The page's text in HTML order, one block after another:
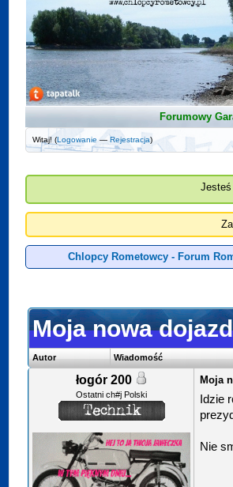
Forumowy
Witaj! (Logowanie —Rejestracja)
Chlopcy Rometowcy - Forum
Moja nowa
Autor Wiadomość
łogór 200
Ostatni ch#j Polski
Moja
Idzie
Nie